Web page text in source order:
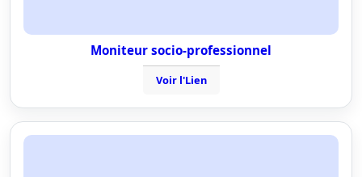
Moniteur socio-professionnel
Voir l'Lien